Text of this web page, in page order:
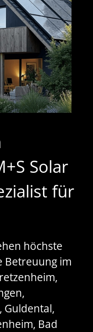
Solar
für
höchste
Betreuung im
Guldental,
Bad